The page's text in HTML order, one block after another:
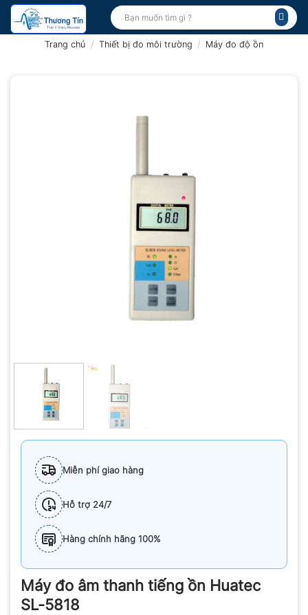
Bỏ
qua
Tìm
kiếm:
Trang chủ / Thiết bị đo môi trường / Máy đo độ ồn
Miễn phí giao hàng
Hỗ trợ 24/7
Hàng chính hãng 100%
Máy đo âm thanh tiếng ồn Huatec
SL-5818